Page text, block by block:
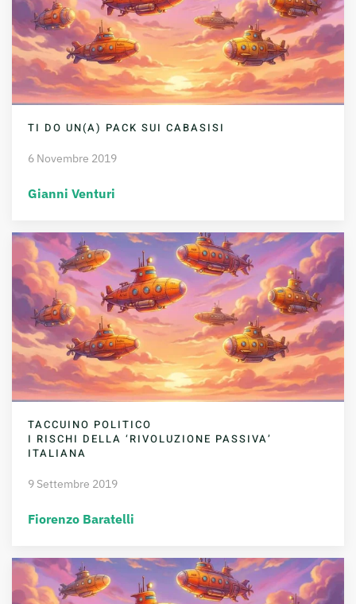
TI DO UN(A) PACK SUI CABASISI
6 Novembre 2019
Gianni Venturi
TACCUINO POLITICO
I RISCHI DELLA ‘RIVOLUZIONE PASSIVA’
ITALIANA
9 Settembre 2019
Fiorenzo Baratelli